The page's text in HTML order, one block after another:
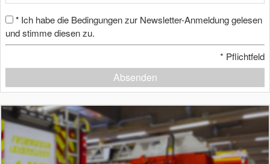
* Ich habe die Bedingungen zur Newsletter-Anmeldung gelesen
und stimme diesen zu.
* Pflichtfeld
Absenden